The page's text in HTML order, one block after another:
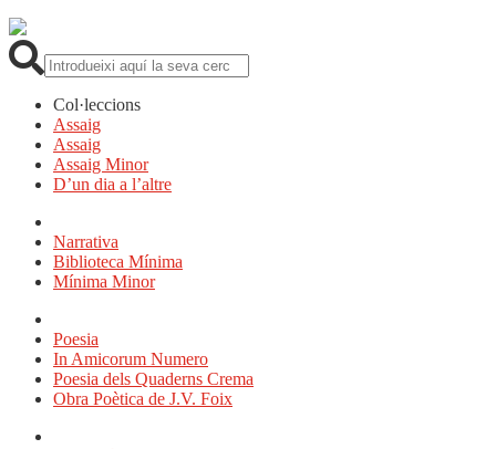
Col·leccions
Assaig
Assaig
Assaig Minor
D’un dia a l’altre
Narrativa
Biblioteca Mínima
Mínima Minor
Poesia
In Amicorum Numero
Poesia dels Quaderns Crema
Obra Poètica de J.V. Foix